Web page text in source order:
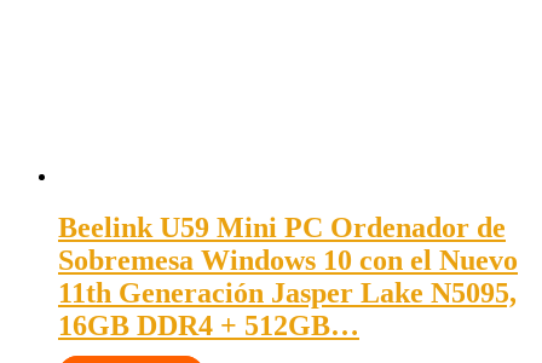
Beelink U59 Mini PC Ordenador de
Sobremesa Windows 10 con el Nuevo
11th Generación Jasper Lake N5095,
16GB DDR4 + 512GB…